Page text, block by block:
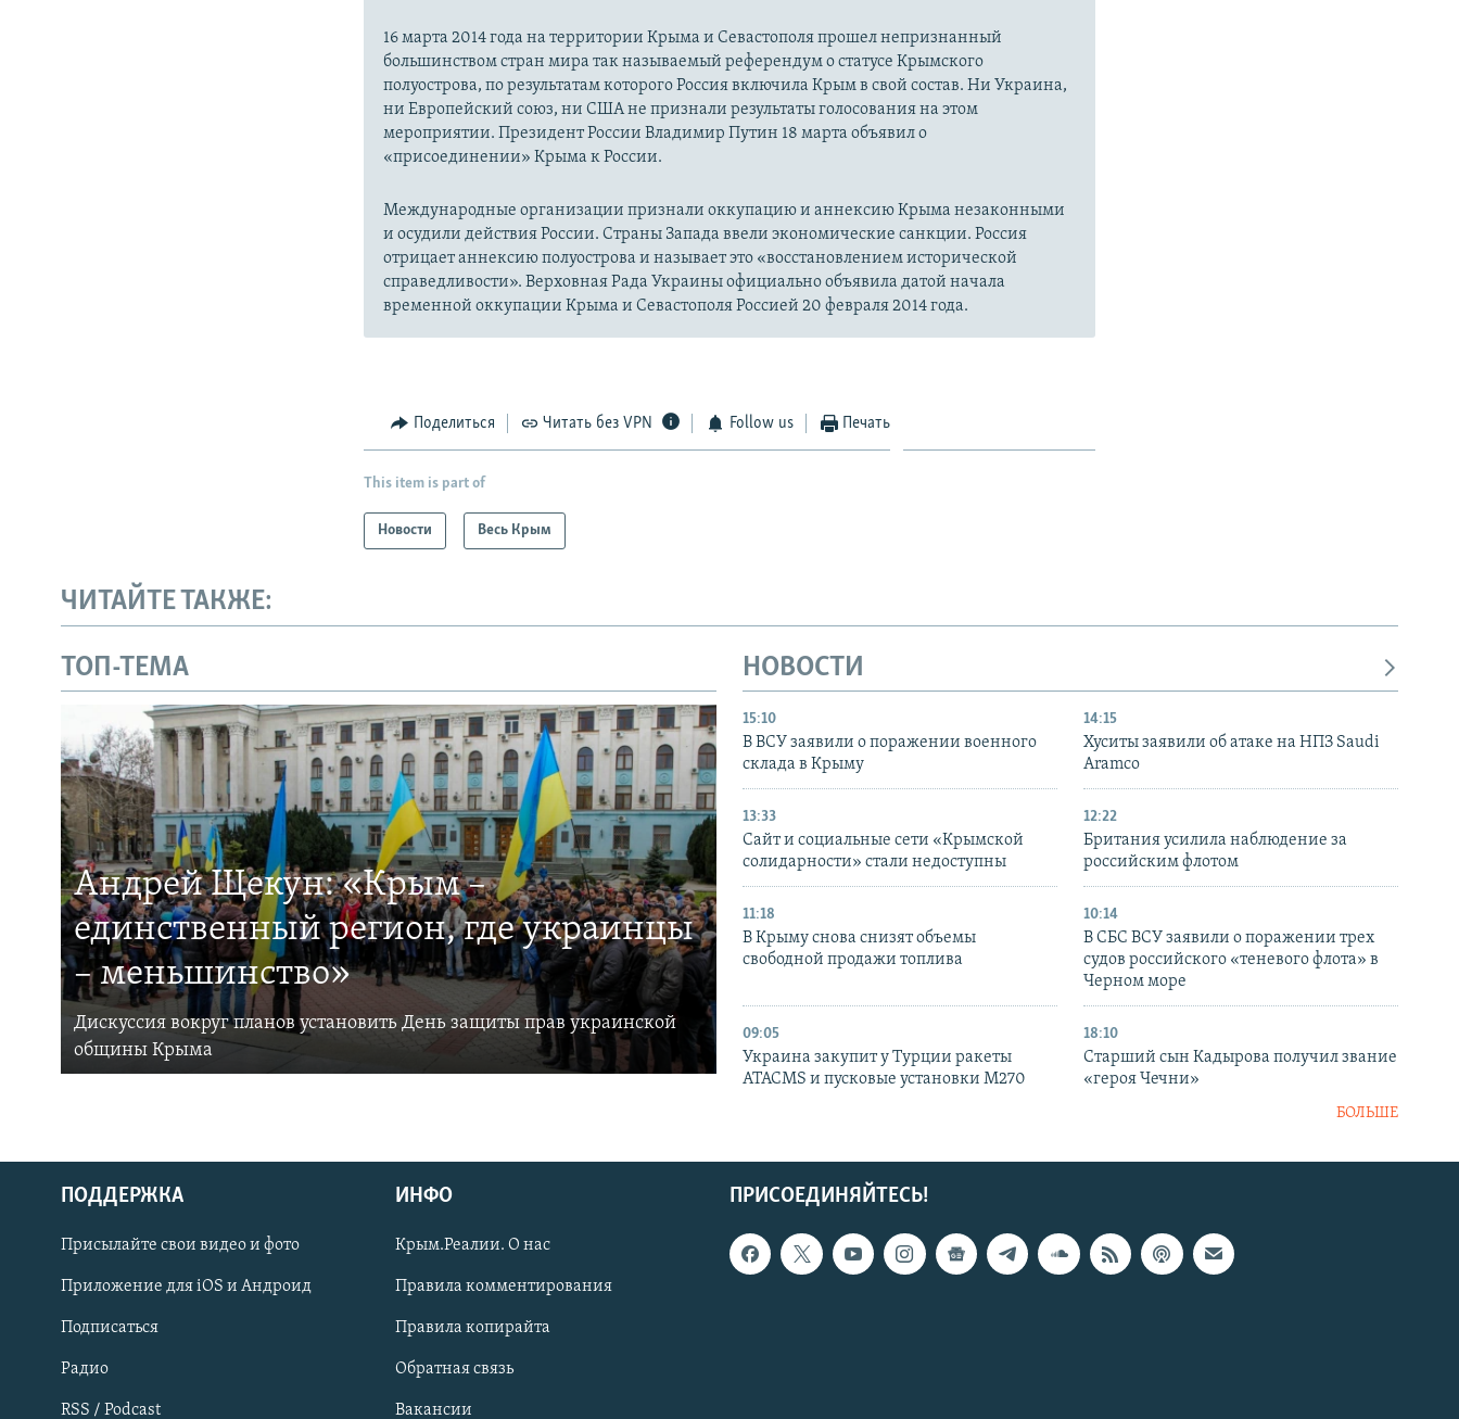
Українською
Qırımtatar
ПРИСОЕДИНЯЙТЕСЬ!
16 марта 2014 года на территории Крыма и Севастополя прошел непризнанный
большинством стран мира так называемый референдум о статусе Крымского
полуострова, по результатам которого Россия включила Крым в свой состав. Ни Украина,
ни Европейский союз, ни США не признали результаты голосования на этом
мероприятии. Президент России Владимир Путин 18 марта объявил о
«присоединении» Крыма к России.
Международные организации признали оккупацию и аннексию Крыма незаконными
и осудили действия России. Страны Запада ввели экономические санкции. Россия
отрицает аннексию полуострова и называет это «восстановлением исторической
справедливости». Верховная Рада Украины официально объявила датой начала
временной оккупации Крыма и Севастополя Россией 20 февраля 2014 года.
Поделиться Читать без VPN Follow us Печать
This item is part of
Новости Весь Крым
ЧИТАЙТЕ ТАКЖЕ:
ТОП-ТЕМА
Андрей Щекун: «Крым –
единственный регион, где украинцы
– меньшинство»
Дискуссия вокруг планов установить День защиты прав украинской
общины Крыма
НОВОСТИ
15:10
В ВСУ заявили о поражении военного
склада в Крыму
14:15
Хуситы заявили об атаке на НПЗ Saudi
Aramco
13:33
Сайт и социальные сети «Крымской
солидарности» стали недоступны
12:22
Британия усилила наблюдение за
российским флотом
11:18
В Крыму снова снизят объемы
свободной продажи топлива
10:14
В СБС ВСУ заявили о поражении трех
судов российского «теневого флота» в
Черном море
09:05
Украина закупит у Турции ракеты
ATACMS и пусковые установки M270
18:10
Старший сын Кадырова получил звание
«героя Чечни»
БОЛЬШЕ
ПРИСОЕДИНЯЙТЕСЬ!
ПОДДЕРЖКА
Присылайте свои видео и фото
Приложение для iOS и Андроид
Подписаться
Радио
RSS / Podcast
ИНФО
Крым.Реалии. О нас
Правила комментирования
Правила копирайта
Обратная связь
Вакансии